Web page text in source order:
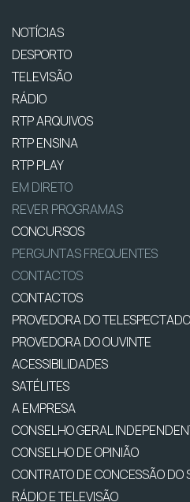
NOTÍCIAS
DESPORTO
TELEVISÃO
RÁDIO
RTP ARQUIVOS
RTP ENSINA
RTP PLAY
EM DIRETO
REVER PROGRAMAS
CONCURSOS
PERGUNTAS FREQUENTES
CONTACTOS
CONTACTOS
PROVEDORA DO
PROVEDORA DO OUVINTE
ACESSIBILIDADES
SATÉLITES
A EMPRESA
CONSELHO GERAL
CONSELHO DE OPINIÃO
CONTRATO DE CONCESSÃO DO
RÁDIO E TELEVISÃO